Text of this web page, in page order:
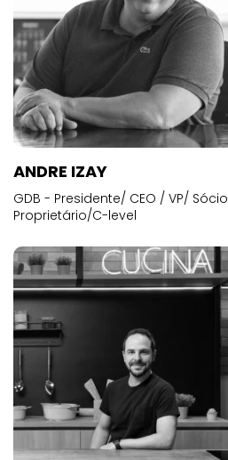
ANDRE IZAY
GDB - Presidente/ CEO / VP/ Sócio
Proprietário/C-level